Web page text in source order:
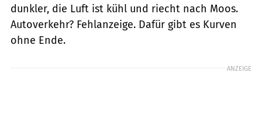
dunkler, die Luft ist kühl und riecht nach Moos.
Autoverkehr? Fehlanzeige. Dafür gibt es Kurven
ohne Ende.
ANZEIGE